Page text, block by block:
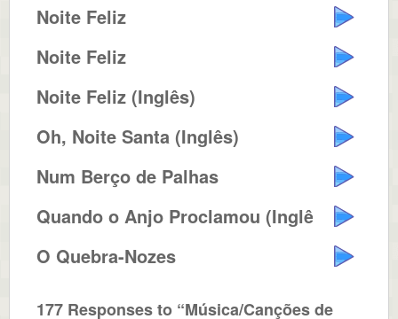
Noite Feliz
Noite Feliz
Noite Feliz (Inglês)
Oh, Noite Santa (Inglês)
Num Berço de Palhas
Quando o Anjo Proclamou (Inglês)
O Quebra-Nozes
177 Responses to “Música/Canções de